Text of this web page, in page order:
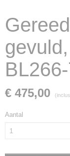
€ 475,00
Aantal